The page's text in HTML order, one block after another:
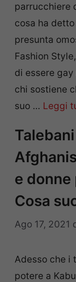
parrucchiere
cosa ha
presunta
Fashion
di essere gay
chi sostiene
suo … Leggi
e
Cosa
Ago 17, 2021
Adesso che i
potere a